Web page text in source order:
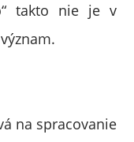
takto nie je v
na spracovanie